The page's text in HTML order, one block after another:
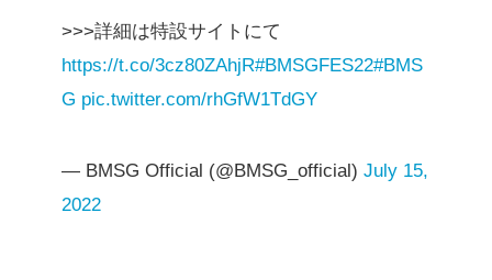
>>>詳細は特設サイトにて
https://t.co/3cz80ZAhjR#BMSGFES22#BMS
G pic.twitter.com/rhGfW1TdGY
— BMSG Official (@BMSG_official) July 15,
2022